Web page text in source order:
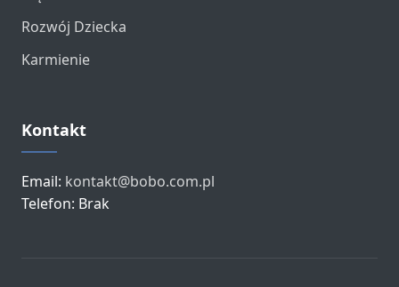
Rozwój Dziecka
Karmienie
Kontakt
Email: kontakt@bobo.com.pl
Telefon: Brak